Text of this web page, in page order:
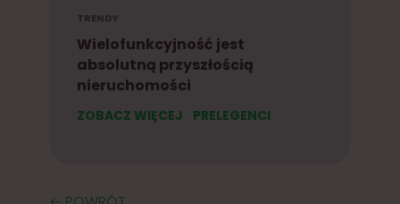
TRENDY
Wielofunkcyjność jest
absolutną przyszłością
nieruchomości
ZOBACZ WIĘCEJ PRELEGENCI